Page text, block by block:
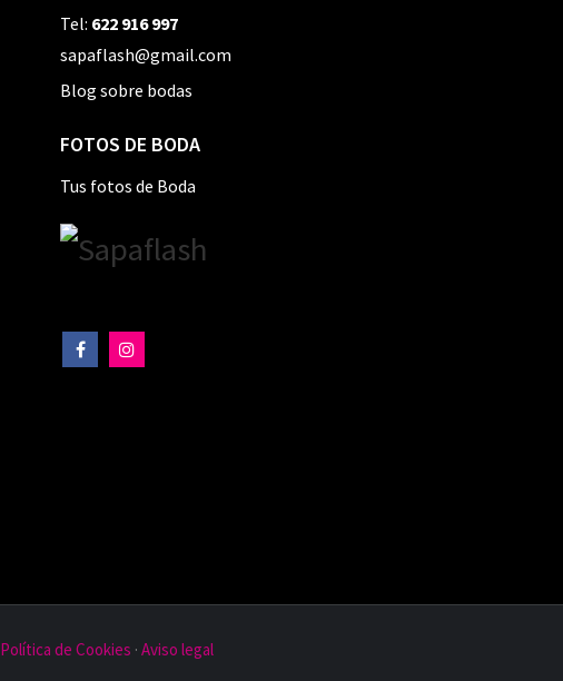
Tel: 622 916 997
sapaflash@gmail.com
Blog sobre bodas
FOTOS DE BODA
Tus fotos de Boda
Política de Cookies · Aviso legal